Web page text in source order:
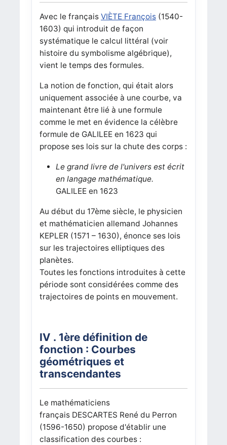
Avec le français VIÈTE François(1540-
1603) qui introduit de façon
systématique le calcul littéral (voir
histoire du symbolisme algébrique),
vient le temps des formules.
La notion de fonction, qui était alors
uniquement associée à une courbe, va
maintenant être lié à une formule
comme le met en évidence la célèbre
formule de GALILEE en 1623 qui
propose ses lois sur la chute des corps :
Le grand livre de l'univers est écrit
en langage mathématique.
GALILEE en 1623
Au début du 17ème siècle, le physicien
et mathématicien allemand Johannes
KEPLER (1571 – 1630), énonce ses lois
sur les trajectoires elliptiques des
planètes.
Toutes les fonctions introduites à cette
période sont considérées comme des
trajectoires de points en mouvement.
IV . 1ère définition de
fonction : Courbes
géométriques et
transcendantes
Le mathématiciens
français DESCARTES René du Perron
(1596-1650) propose d'établir une
classification des courbes :